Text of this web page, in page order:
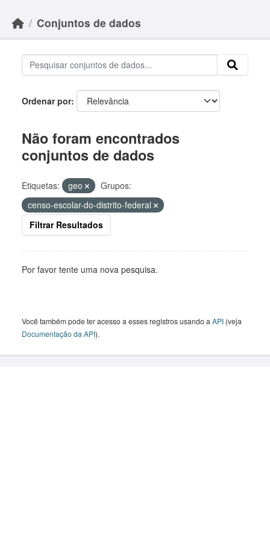
Conjuntos de dados
Ordenar por
Não foram encontrados
conjuntos de dados
Etiquetas: geo
Grupos:
censo-escolar-do-distrito-federal
Filtrar Resultados
Por favor tente uma nova pesquisa.
Você também pode ter acesso a esses registros usando a API (veja
Documentação da API).